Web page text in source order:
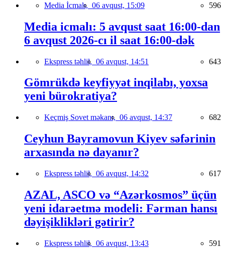
Media İcmalı, 06 avqust, 15:09 596
Media icmalı: 5 avqust saat 16:00-dan
6 avqust 2026-cı il saat 16:00-dək
Ekspress təhlil, 06 avqust, 14:51 643
Gömrükdə keyfiyyət inqilabı, yoxsa
yeni bürokratiya?
Keçmiş Sovet məkanı, 06 avqust, 14:37 682
Ceyhun Bayramovun Kiyev səfərinin
arxasında nə dayanır?
Ekspress təhlil, 06 avqust, 14:32 617
AZAL, ASCO və “Azərkosmos” üçün
yeni idarəetmə modeli: Fərman hansı
dəyişiklikləri gətirir?
Ekspress təhlil, 06 avqust, 13:43 591